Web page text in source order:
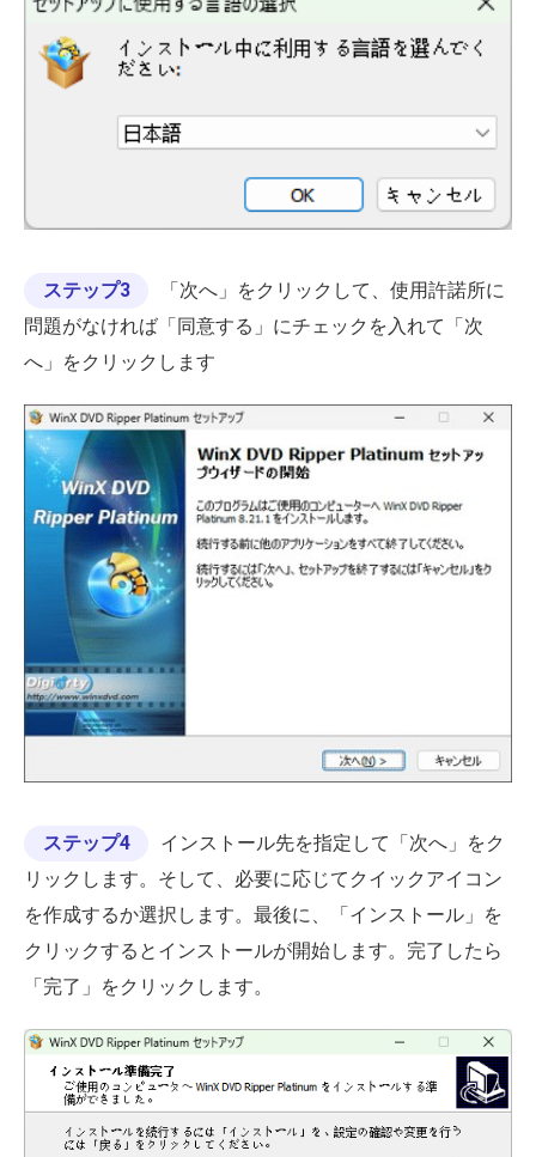
ステップ3
「次へ」をクリックして、使用許諾所に
問題がなければ「同意する」にチェックを入れて「次
へ」をクリックします
ステップ4
インストール先を指定して「次へ」をク
リックします。そして、必要に応じてクイックアイコン
を作成するか選択します。最後に、「インストール」を
クリックするとインストールが開始します。完了したら
「完了」をクリックします。